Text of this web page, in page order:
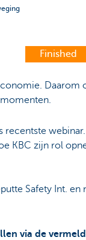
Finished
Daarom
KBC zijn rol
Safety Int.
via de